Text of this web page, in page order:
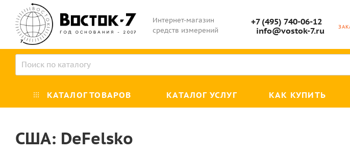
Интернет-магазин
средств измерений
+7 (495) 740-06-12
info@vostok-7.ru
КАТАЛОГ ТОВАРОВ КАТАЛОГ УСЛУГ КАК КУПИТЬ
США: DeFelsko